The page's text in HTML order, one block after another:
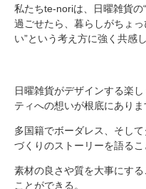
私たちte-noriは、日曜雑貨の
過ごせたら、暮らしがちょ
い”という考え方に強く共感
日曜雑貨がデザインする楽
ティへの想いが根底にありま
多国籍でボーダレス、そし
づくりのストーリーを語るこ
素材の良さや質を大事にす
ことができる。